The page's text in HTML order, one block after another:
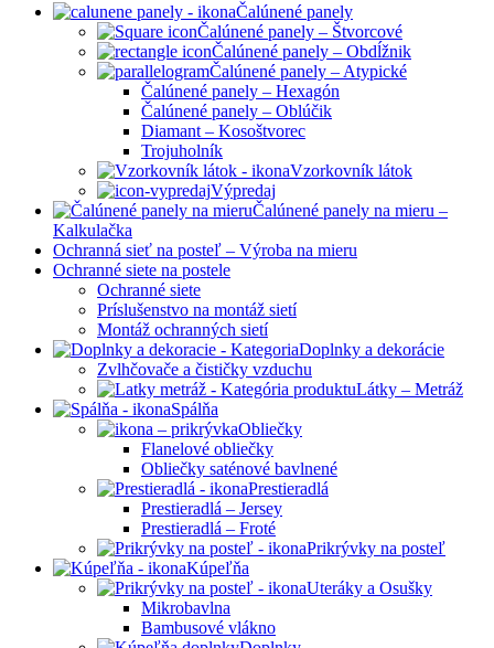
Čalúnené panely
Čalúnené panely – Štvorcové
Čalúnené panely – Obdĺžnik
Čalúnené panely – Atypické
Čalúnené panely – Hexagón
Čalúnené panely – Oblúčik
Diamant – Kosoštvorec
Trojuholník
Vzorkovník látok
Výpredaj
Čalúnené panely na mieru –
Kalkulačka
Ochranná sieť na posteľ – Výroba na mieru
Ochranné siete na postele
Ochranné siete
Príslušenstvo na montáž sietí
Montáž ochranných sietí
Doplnky a dekorácie
Zvlhčovače a čističky vzduchu
Látky – Metráž
Spálňa
Obliečky
Flanelové obliečky
Obliečky saténové bavlnené
Prestieradlá
Prestieradlá – Jersey
Prestieradlá – Froté
Prikrývky na posteľ
Kúpeľňa
Uteráky a Osušky
Mikrobavlna
Bambusové vlákno